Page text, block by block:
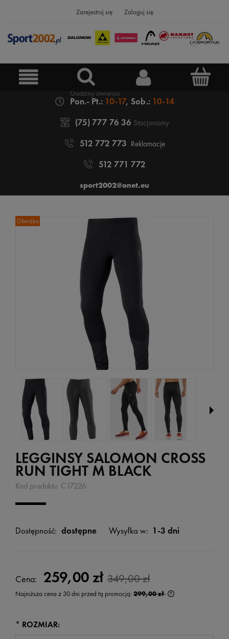
Zarejestruj się Zaloguj się
Pon.- Pt.: 10-17, Sob.: 10-14
(75) 777 76 36 Stacjonarny
512 772 773 Reklamacje
512 771 772
sport2002@onet.eu
Obniżka
LEGGINSY SALOMON CROSS
RUN TIGHT M BLACK
Kod produktu: C17226
Dostępność: dostępne Wysyłka w: 1-3 dni
Cena: 259,00 zł 349,00 zł
Najniższa cena z 30 dni przed tą promocją: 299,00 zł
* ROZMIAR: